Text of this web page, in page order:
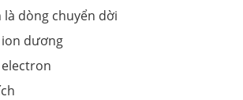
là dòng chuyển dời
dương